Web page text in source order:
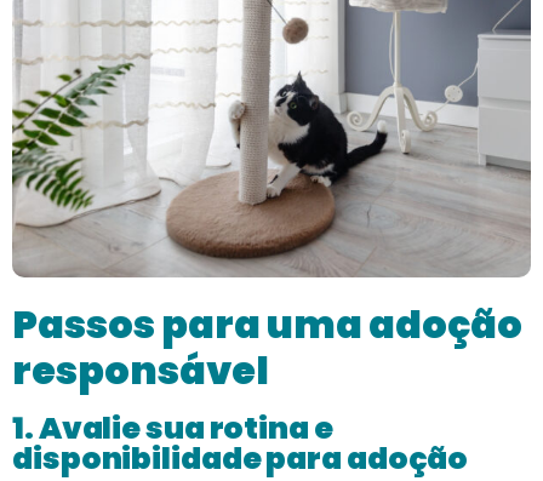
Passos para uma adoção
responsável
1. Avalie sua rotina e
disponibilidade para adoção